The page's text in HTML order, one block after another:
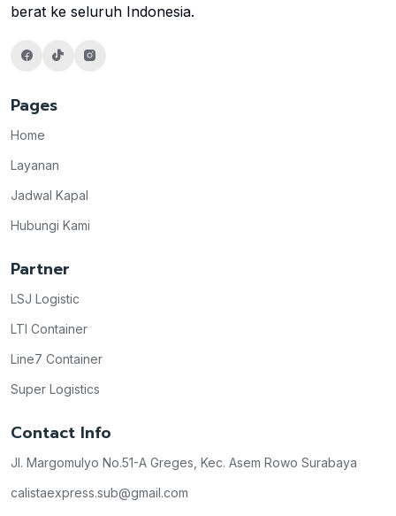
berat ke seluruh Indonesia.
Pages
Home
Layanan
Jadwal Kapal
Hubungi Kami
Partner
LSJ Logistic
LTI Container
Line7 Container
Super Logistics
Contact Info
Jl. Margomulyo No.51-A Greges, Kec. Asem Rowo Surabaya
calistaexpress.sub@gmail.com